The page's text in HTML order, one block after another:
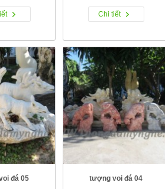
Chi tiết
đá 05 tượng voi đá 04